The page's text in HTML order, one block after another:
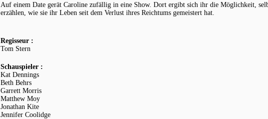
Auf einem Date gerät Caroline zufällig in eine Show. Dort ergibt sich ihr die Möglichkeit,
erzählen, wie sie ihr Leben seit dem Verlust ihres Reichtums gemeistert hat.
Regisseur :
Tom Stern
Schauspieler :
Kat Dennings
Beth Behrs
Garrett Morris
Matthew Moy
Jonathan Kite
Jennifer Coolidge